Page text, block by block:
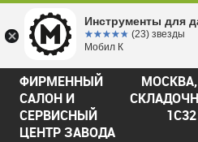
ФИРМЕННЫЙ
САЛОН И
СЕРВИСНЫЙ
ЦЕНТР ЗАВОДА
1С32
Инструменты для
☆☆☆☆☆
★★★★★ (23) звезды
Мобил К